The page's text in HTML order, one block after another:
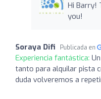
Hi Barry!
you!
Soraya Difi Publicada en
Experiencia fantástica:
tanto para alquilar pista
duda volveremos a